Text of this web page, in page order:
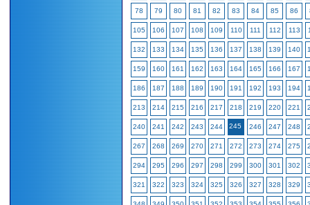
78 79 80 81 82 83 84 85 86
105 106 107 108 109 110 111 112 113
132 133 134 135 136 137 138 139 140
159 160 161 162 163 164 165 166 167
186 187 188 189 190 191 192 193 194
213 214 215 216 217 218 219 220 221
240 241 242 243 244 245 246 247 248
267 268 269 270 271 272 273 274 275
294 295 296 297 298 299 300 301 302
321 322 323 324 325 326 327 328 329